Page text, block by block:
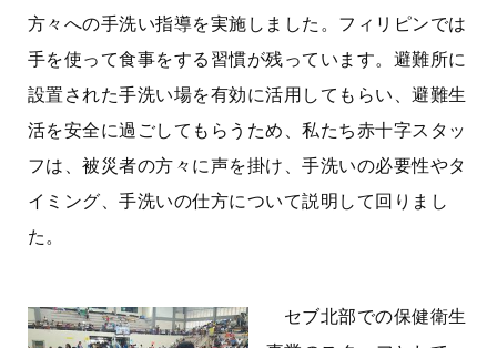
方々への手洗い指導を実施しました。フィリピンでは
手を使って食事をする習慣が残っています。避難所に
設置された手洗い場を有効に活用してもらい、避難生
活を安全に過ごしてもらうため、私たち赤十字スタッ
フは、被災者の方々に声を掛け、手洗いの必要性やタ
イミング、手洗いの仕方について説明して回りまし
た。
セブ北部での保健衛生